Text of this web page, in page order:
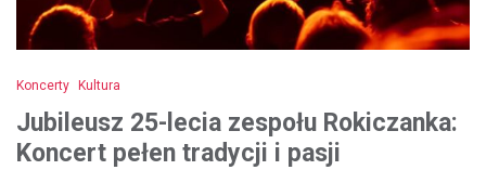
Koncerty Kultura
Jubileusz 25-lecia zespołu Rokiczanka:
Koncert pełen tradycji i pasji